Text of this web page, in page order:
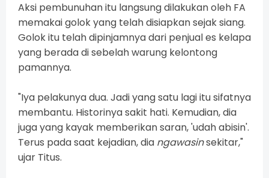
Aksi pembunuhan itu langsung dilakukan oleh FA
memakai golok yang telah disiapkan sejak siang.
Golok itu telah dipinjamnya dari penjual es kelapa
yang berada di sebelah warung kelontong
pamannya.
"Iya pelakunya dua. Jadi yang satu lagi itu sifatnya
membantu. Historinya sakit hati. Kemudian, dia
juga yang kayak memberikan saran, 'udah abisin'.
Terus pada saat kejadian, dia ngawasinsekitar,"
ujar Titus.